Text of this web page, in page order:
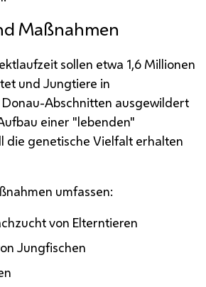
Maßnahmen
sollen etwa 1,6 Millionen
und Jungtiere in
Abschnitten ausgewildert
einer "lebenden"
die genetische Vielfalt erhalten
umfassen:
von Elterntieren
Jungfischen